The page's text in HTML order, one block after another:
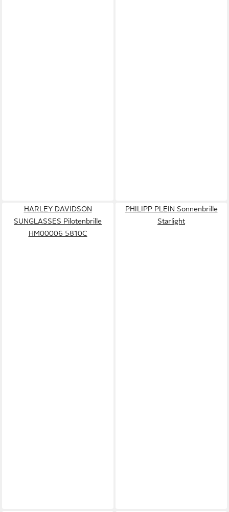
HARLEY DAVIDSON
SUNGLASSES Pilotenbrille
HM00006 5810C
PHILIPP PLEIN Sonnenbrille
Starlight